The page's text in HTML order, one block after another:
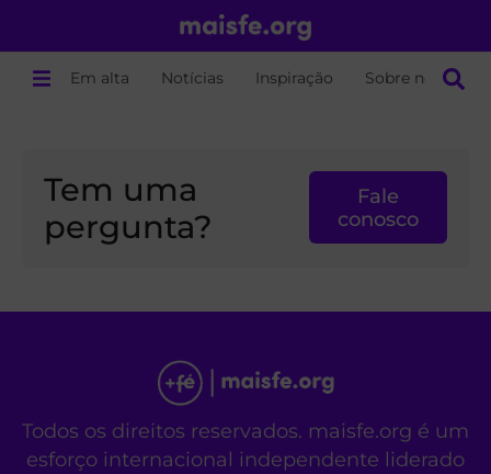
Em alta Notícias Inspiração Sobre nós
Tem uma
pergunta?
Fale
conosco
Todos os direitos reservados. maisfe.org é um
esforço internacional independente liderado